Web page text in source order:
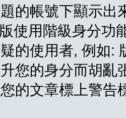
的帳號下顯示出
使用階級身分功
的使用者, 例如:
您的身分而胡亂
的文章標上警告